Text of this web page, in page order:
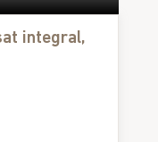
integral,